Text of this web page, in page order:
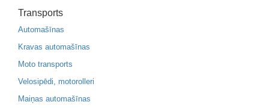
Transports
Automašīnas
Kravas automašīnas
Moto transports
Velosipēdi, motorolleri
Maiņas automašīnas